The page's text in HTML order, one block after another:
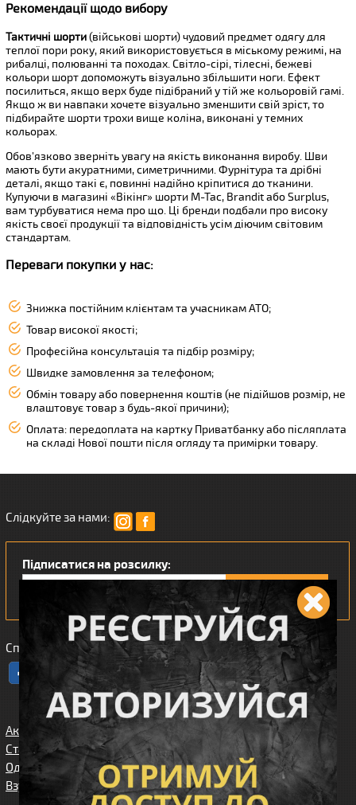
Рекомендації щодо вибору
Тактичні шорти(військові шорти) чудовий предмет одягу для
теплої пори року, який використовується в міському режимі, на
рибалці, полюванні та походах. Світло-сірі, тілесні, бежеві
кольори шорт допоможуть візуально збільшити ноги. Ефект
посилиться, якщо верх буде підібраний у тій же кольоровій гамі.
Якщо ж ви навпаки хочете візуально зменшити свій зріст, то
підбирайте шорти трохи вище коліна, виконані у темних
кольорах.
Обов'язково зверніть увагу на якість виконання виробу. Шви
мають бути акуратними, симетричними. Фурнітура та дрібні
деталі, якщо такі є, повинні надійно кріпитися до тканини.
Купуючи в магазині «Вікінг» шорти M-Tac, Brandit або Surplus,
вам турбуватися нема про що. Ці бренди подбали про високу
якість своєї продукції та відповідність усім діючим світовим
стандартам.
Переваги покупки у нас:
Знижка постійним клієнтам та учасникам АТО;
Товар високої якості;
Професійна консультація та підбір розміру;
Швидке замовлення за телефоном;
Обмін товару або повернення коштів (не підійшов розмір, не
влаштовує товар з будь-якої причини);
Оплата: передоплата на картку Приватбанку або післяплата
на складі Нової пошти після огляду та примірки товару.
Слідкуйте за нами:
Підписатися на розсилку:
Сподобався наш інтернет магазин?
Акції
Статті/огляди
Одяг
Взуття
Спорядження
Збройові
аксесуари
Доставка та
оплата
Про нас
Карта сайта
Угода
користувача